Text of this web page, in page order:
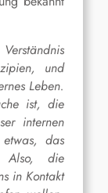
und
Leben.
ist, die
internen
das
Also, die
in Kontakt